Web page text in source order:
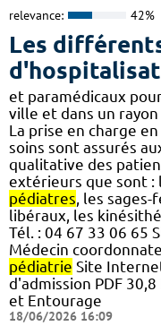
relevance: 42%
Les
et paramédicaux
ville et dans un
La prise en charge
soins sont assurés
qualitative des
extérieurs que sont :
pédiatres, les
libéraux, les
Tél. : 04 67 33 06 65
Médecin
pédiatrie Site
d'admission PDF
et Entourage
18/06/2026 16:09